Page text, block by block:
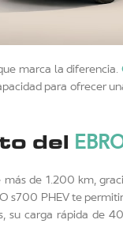
marca la diferencia.
para ofrecer
del
de 1.200 km,
s700 PHEV te
su carga rápida de